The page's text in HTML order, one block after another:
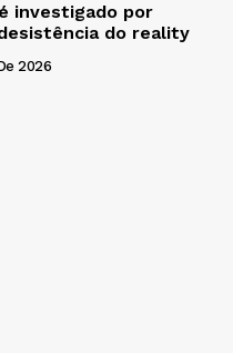
investigado por
do reality
2026